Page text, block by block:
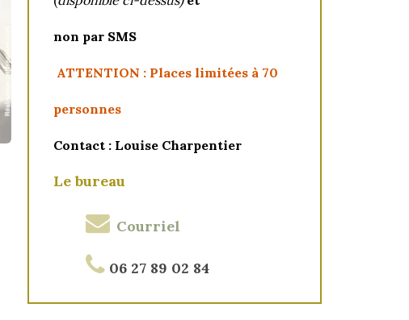
non par SMS
ATTENTION : Places limitées à 70
personnes
Contact : Louise Charpentier
Le bureau
Courriel
06 27 89 02 84